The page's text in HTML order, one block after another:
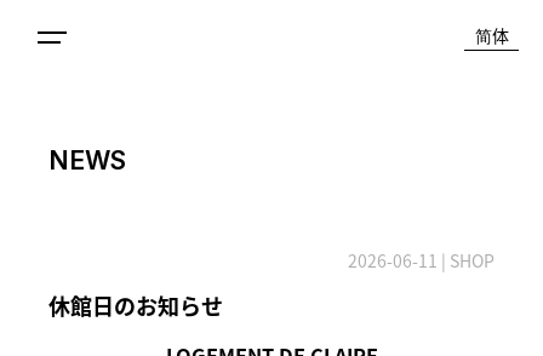
简体
NEWS
2026-06-11 | SHOP
休館日のお知らせ